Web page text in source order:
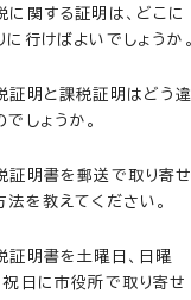
に関する証明は、どこに
に行けばよいでしょうか。
証明と課税証明はどう違
でしょうか。
証明書を郵送で取り寄せ
法を教えてください。
証明書を土曜日、日曜
祝日に市役所で取り寄せ